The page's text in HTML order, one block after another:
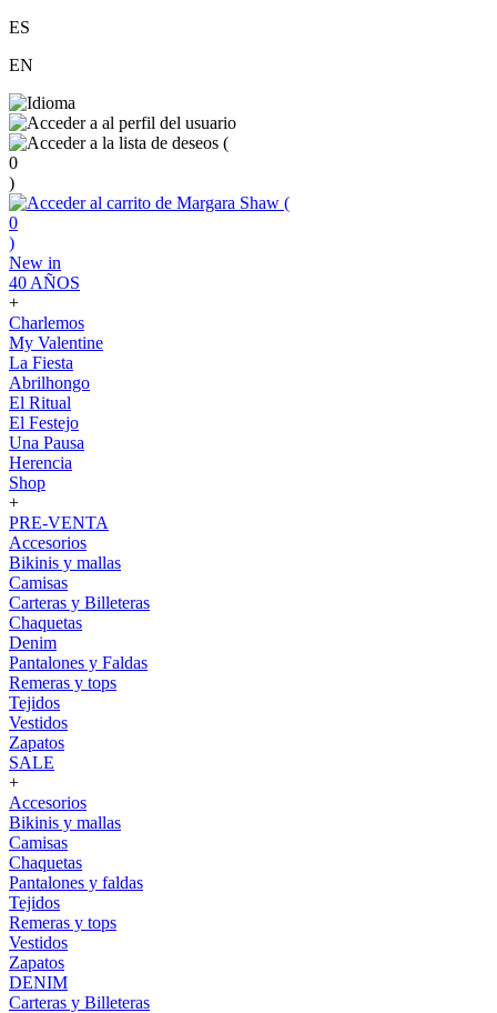
ES
EN
(
0
)
(
0
)
New in
40 AÑOS
+
Charlemos
My Valentine
La Fiesta
Abrilhongo
El Ritual
El Festejo
Una Pausa
Herencia
Shop
+
PRE-VENTA
Accesorios
Bikinis y mallas
Camisas
Carteras y Billeteras
Chaquetas
Denim
Pantalones y Faldas
Remeras y tops
Tejidos
Vestidos
Zapatos
SALE
+
Accesorios
Bikinis y mallas
Camisas
Chaquetas
Pantalones y faldas
Tejidos
Remeras y tops
Vestidos
Zapatos
DENIM
Carteras y Billeteras